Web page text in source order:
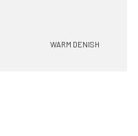
WARM DENISH